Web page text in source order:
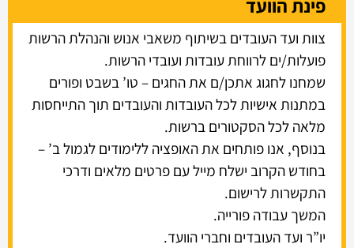
פינת הוועד
צוות ועד העובדים בשיתוף משאבי אנוש והנהלת הרשות
פועלות/ים לרווחת עובדות ועובדי הרשות.
שמחנו לחגוג אתכן/ם את החגים – טו’ בשבט ופורים
במתנות אישיות לכל העובדות והעובדים תוך התייחסות
מלאה לכל הסקטורים ברשות.
בנוסף, אנו פותחים את האופציה ללימודים לגמול ב’ –
בחודש הקרוב ישלח מייל עם פרטים מלאים ודרכי
התקשרות לרישום.
המשך עבודה פורייה.
יו”ר ועד העובדים וחברי הוועד.